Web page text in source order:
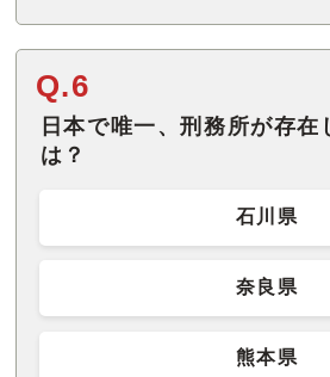
Q.6
日本で唯一、刑務所が存在
は？
石川県
奈良県
熊本県